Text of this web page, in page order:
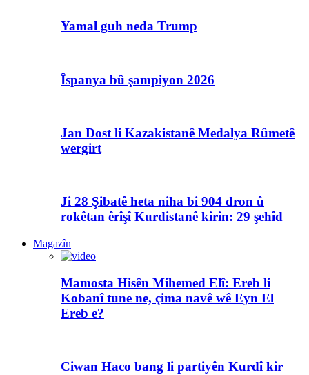
Yamal guh neda Trump
Îspanya bû şampiyon 2026
Jan Dost li Kazakistanê Medalya Rûmetê
wergirt
Ji 28 Şibatê heta niha bi 904 dron û
rokêtan êrîşî Kurdistanê kirin: 29 şehîd
Magazîn
Mamosta Hisên Mihemed Elî: Ereb li
Kobanî tune ne, çima navê wê Eyn El
Ereb e?
Ciwan Haco bang li partiyên Kurdî kir